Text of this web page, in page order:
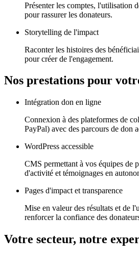
Présenter les comptes, l'utilisation
pour rassurer les donateurs.
Storytelling de l'impact
Raconter les histoires des
pour créer de l'engagement.
Nos prestations pour
Intégration don en ligne
Connexion à des plateformes de
PayPal) avec des parcours de don
WordPress accessible
CMS permettant à vos équipes de
d'activité et témoignages en
Pages d'impact et transparence
Mise en valeur des résultats et de
renforcer la confiance des
Votre secteur, notre